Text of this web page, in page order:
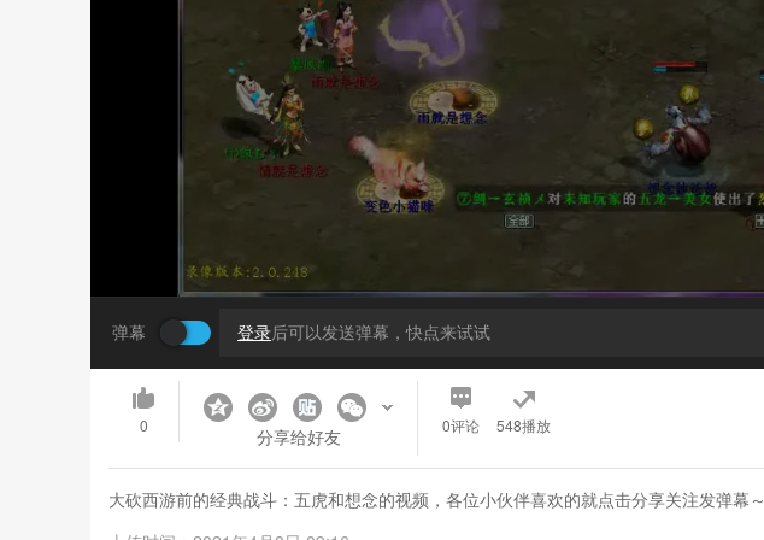
弹幕 登录后可以发送弹幕，快点来试试
0 分享给好友 0评论 548播放
大砍西游前的经典战斗：五虎和想念的视频，各位小伙伴喜欢的就点击分享关注发弹幕～